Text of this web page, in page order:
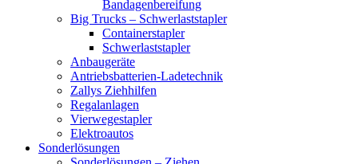
Bandagenbereifung
Big Trucks – Schwerlaststapler
Containerstapler
Schwerlaststapler
Anbaugeräte
Antriebsbatterien-Ladetechnik
Zallys Ziehhilfen
Regalanlagen
Vierwegestapler
Elektroautos
Sonderlösungen